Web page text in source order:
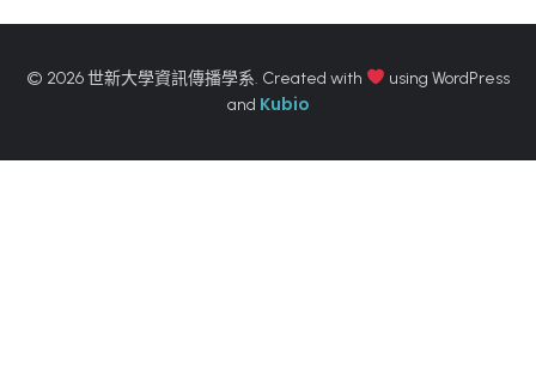
© 2026 世新大學資訊傳播學系. Created with
using WordPress
and Kubio